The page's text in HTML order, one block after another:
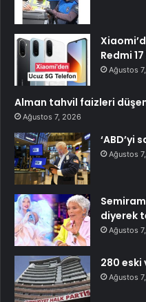
Redmi
Ağustos
Alman tahvil faizleri
Ağustos 7, 2026
‘ABD’yi
Ağustos
diyerek
Ağustos
280 eski
Ağustos